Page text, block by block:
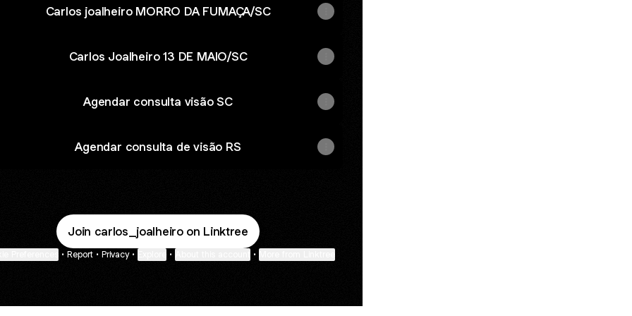
Carlos joalheiro MORRO DA FUMAÇA/SC
Carlos Joalheiro 13 DE MAIO/SC
Agendar consulta visão SC
Agendar consulta de visão RS
Join carlos_joalheiro on Linktree
• Report • Privacy • • •